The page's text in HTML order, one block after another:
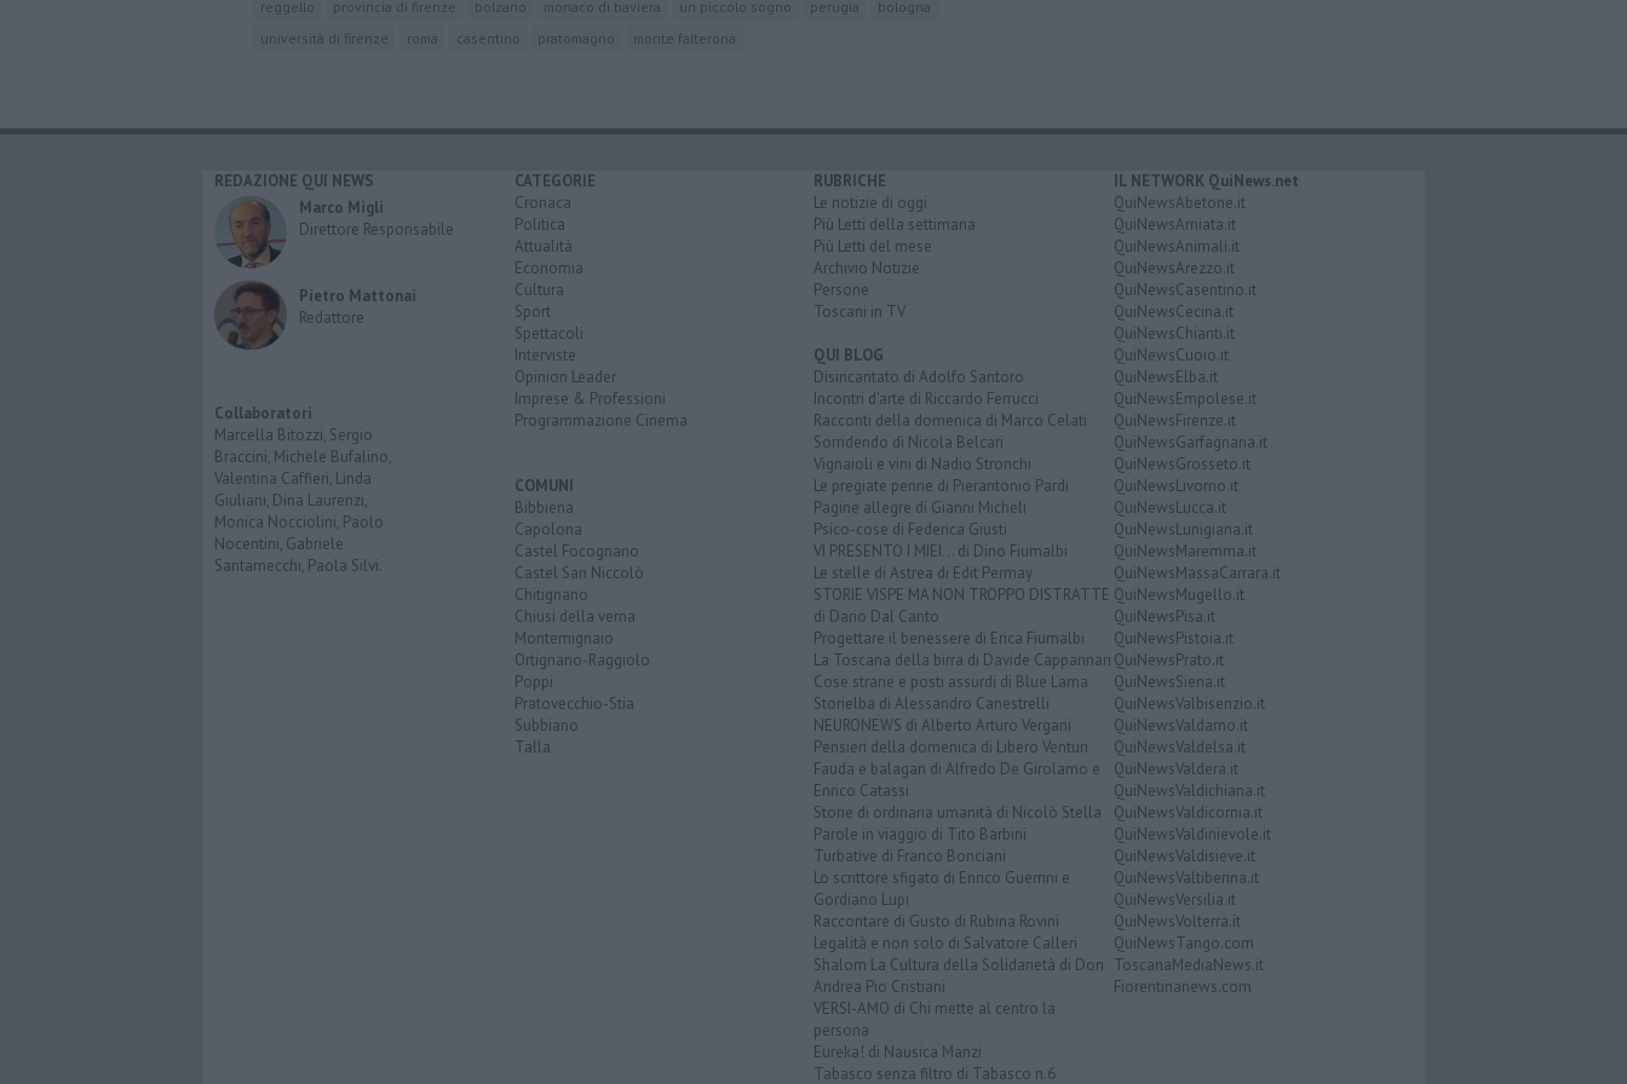
reggello
provincia di firenze bolzano monaco di baviera un piccolo sogno perugia
bologna
università di firenze
roma casentino pratomagno monte falterona
REDAZIONE QUI NEWS
Marco Migli
Direttore Responsabile
Pietro Mattonai
Redattore
Collaboratori
Marcella Bitozzi, Sergio
Braccini, Michele Bufalino,
Valentina Caffieri, Linda
Giuliani, Dina Laurenzi,
Monica Nocciolini, Paolo
Nocentini, Gabriele
Santarnecchi, Paola Silvi.
CATEGORIE
Cronaca
Politica
Attualità
Economia
Cultura
Sport
Spettacoli
Interviste
Opinion Leader
Imprese & Professioni
Programmazione Cinema
COMUNI
Bibbiena
Capolona
Castel Focognano
Castel San Niccolò
Chitignano
Chiusi della verna
Montemignaio
Ortignano-Raggiolo
Poppi
Pratovecchio-Stia
Subbiano
Talla
RUBRICHE
Le notizie di oggi
Più Letti della settimana
Più Letti del mese
Archivio Notizie
Persone
Toscani in TV
QUI BLOG
Disincantato di Adolfo Santoro
Incontri d'arte di Riccardo Ferrucci
Racconti della domenica di Marco Celati
Sorridendo di Nicola Belcari
Vignaioli e vini di Nadio Stronchi
Le pregiate penne di Pierantonio Pardi
Pagine allegre di Gianni Micheli
Psico-cose di Federica Giusti
VI PRESENTO I MIEI... di Dino Fiumalbi
Le stelle di Astrea di Edit Permay
STORIE VISPE MA NON TROPPO DISTRATTE
di Dario Dal Canto
Progettare il benessere di Erica Fiumalbi
La Toscana della birra di Davide Cappannari
Cose strane e posti assurdi di Blue Lama
Storielba di Alessandro Canestrelli
NEURONEWS di Alberto Arturo Vergani
Pensieri della domenica di Libero Venturi
Fauda e balagan di Alfredo De Girolamo e
Enrico Catassi
Storie di ordinaria umanità di Nicolò Stella
Parole in viaggio di Tito Barbini
Turbative di Franco Bonciani
Lo scrittore sfigato di Enrico Guerrini e
Gordiano Lupi
Raccontare di Gusto di Rubina Rovini
Legalità e non solo di Salvatore Calleri
Shalom La Cultura della Solidarietà di Don
Andrea Pio Cristiani
VERSI-AMO di Chi mette al centro la
persona
Eureka! di Nausica Manzi
Tabasco senza filtro di Tabasco n.6
IL NETWORK QuiNews.net
QuiNewsAbetone.it
QuiNewsAmiata.it
QuiNewsAnimali.it
QuiNewsArezzo.it
QuiNewsCasentino.it
QuiNewsCecina.it
QuiNewsChianti.it
QuiNewsCuoio.it
QuiNewsElba.it
QuiNewsEmpolese.it
QuiNewsFirenze.it
QuiNewsGarfagnana.it
QuiNewsGrosseto.it
QuiNewsLivorno.it
QuiNewsLucca.it
QuiNewsLunigiana.it
QuiNewsMaremma.it
QuiNewsMassaCarrara.it
QuiNewsMugello.it
QuiNewsPisa.it
QuiNewsPistoia.it
QuiNewsPrato.it
QuiNewsSiena.it
QuiNewsValbisenzio.it
QuiNewsValdarno.it
QuiNewsValdelsa.it
QuiNewsValdera.it
QuiNewsValdichiana.it
QuiNewsValdicornia.it
QuiNewsValdinievole.it
QuiNewsValdisieve.it
QuiNewsValtiberina.it
QuiNewsVersilia.it
QuiNewsVolterra.it
QuiNewsTango.com
ToscanaMediaNews.it
Fiorentinanews.com